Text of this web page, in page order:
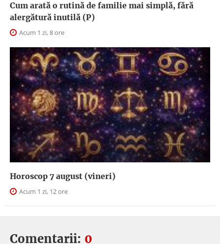
Cum arată o rutină de familie mai simplă, fără
alergătură inutilă (P)
Acum 1 zi, 8 ore
Horoscop 7 august (vineri)
Acum 1 zi, 12 ore
Comentarii: 0